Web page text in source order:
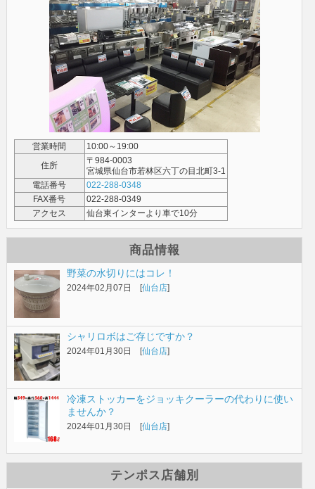
営業時間
10:00～19:00
住所
〒984-0003
宮城県仙台市若林区六丁の目北町3-1
電話番号
022-288-0348
FAX番号
022-288-0349
アクセス
仙台東インターより車で10分
商品情報
野菜の水切りにはコレ！
2024年02月07日 [仙台店]
シャリロボはご存じですか？
2024年01月30日 [仙台店]
冷凍ストッカーをジョッキクーラーの代わりに使い
ませんか？
2024年01月30日 [仙台店]
テンポス店舗別